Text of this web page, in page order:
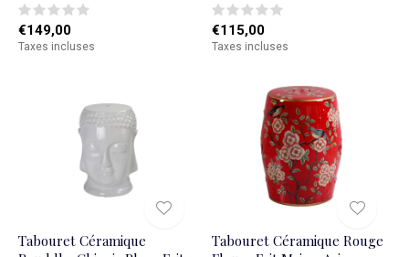
€149,00
Taxes incluses
€115,00
Taxes incluses
Tabouret Céramique
Tabouret Céramique Rouge